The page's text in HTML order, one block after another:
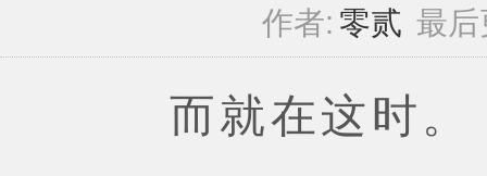
作者: 零贰 最
而就在这时。